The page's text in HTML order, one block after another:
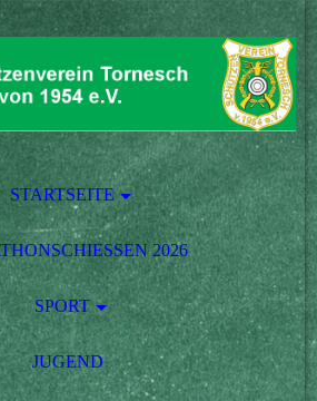
STARTSEITE
2026
SPORT
JUGEND